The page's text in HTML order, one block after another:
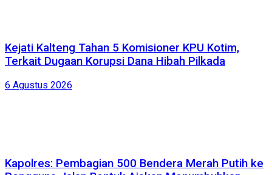
Kejati Kalteng Tahan 5 Komisioner KPU Kotim,
Terkait Dugaan Korupsi Dana Hibah Pilkada
6 Agustus 2026
Kapolres: Pembagian 500 Bendera Merah Putih ke